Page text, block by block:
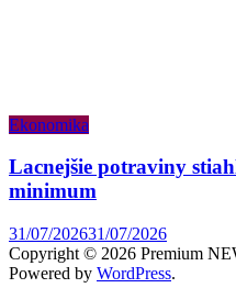
Ekonomika
Lacnejšie potraviny
minimum
31/07/202631/07/2026
Copyright © 2026 Premium
Powered by WordPress.